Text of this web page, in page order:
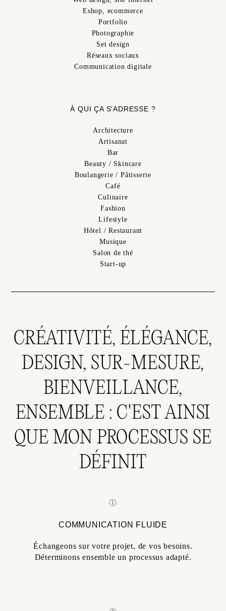
Eshop, ecommerce
Portfolio
Photographie
Set design
Réseaux sociaux
Communication digitale
À QUI ÇA S'ADRESSE ?
Architecture
Artisanat
Bar
Beauty / Skincare
Boulangerie / Pâtisserie
Café
Culinaire
Fashion
Lifestyle
Hôtel / Restaurant
Musique
Salon de thé
Start-up
CRÉATIVITÉ, ÉLÉGANCE,
DESIGN, SUR-MESURE,
BIENVEILLANCE,
ENSEMBLE : C'EST AINSI
QUE MON PROCESSUS SE
DÉFINIT
①
COMMUNICATION FLUIDE
Échangeons sur votre projet, de vos besoins.
Déterminons ensemble un processus adapté.